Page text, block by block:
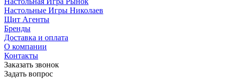
Настольные Игры Николаев
Щит Агенты
Бренды
Доставка и оплата
О компании
Контакты
Заказать звонок
Задать вопрос